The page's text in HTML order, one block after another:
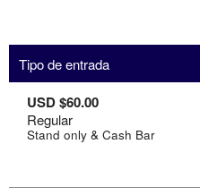
Tipo de entrada
USD $60.00
Regular
Stand only & Cash Bar